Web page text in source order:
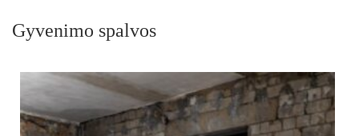
Gyvenimo spalvos